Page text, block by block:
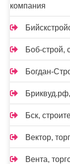
компания
Боб-строй,
Богдан-
Бск,
Вектор,
Вента,